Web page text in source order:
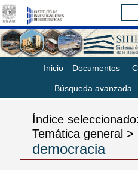
Inicio Documentos
Búsqueda avanzada
Índice seleccionado:
Temática general >
democracia